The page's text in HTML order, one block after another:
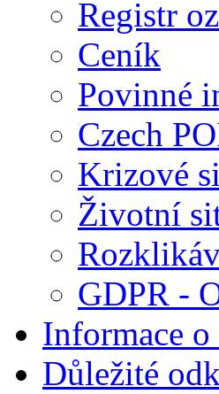
Registr
Ceník
Povinné
Czech
Krizové
Životní
GDPR -
Informace o
Důležité